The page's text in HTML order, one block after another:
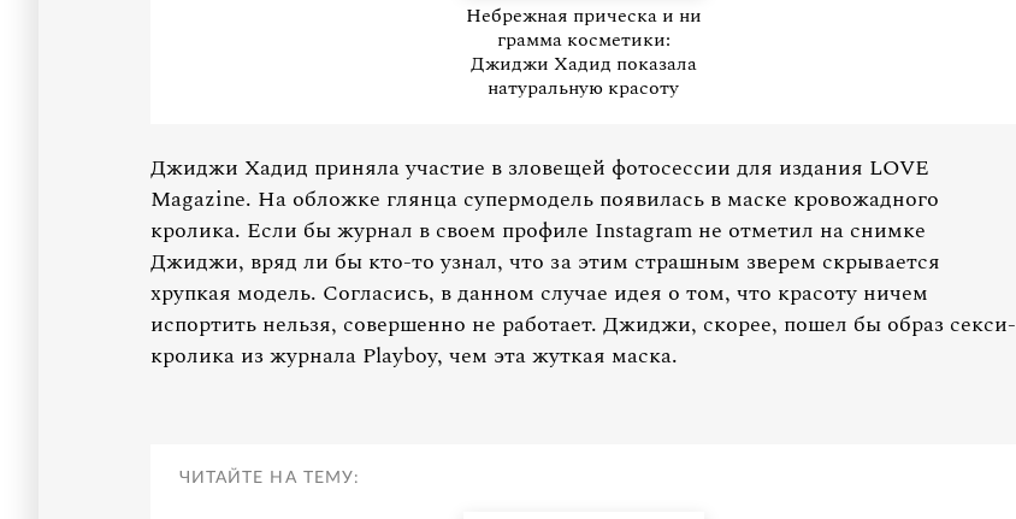
Небрежная прическа и ни
грамма косметики:
Джиджи Хадид показала
натуральную красоту
Джиджи Хадид приняла участие в зловещей фотосессии для издания LOVE
Magazine. На обложке глянца супермодель появилась в маске кровожадного
кролика. Если бы журнал в своем профиле Instagram не отметил на снимке
Джиджи, вряд ли бы кто-то узнал, что за этим страшным зверем скрывается
хрупкая модель. Согласись, в данном случае идея о том, что красоту ничем
испортить нельзя, совершенно не работает. Джиджи, скорее, пошел бы образ секси-
кролика из журнала Playboy, чем эта жуткая маска.
ЧИТАЙТЕ НА ТЕМУ: